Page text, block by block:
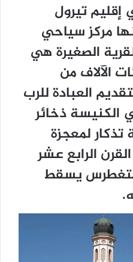
تيرول
مركز سياحي
الصغيرة هي
الآلاف من
العبادة للرب
ذخائر
تذكار لمعجزة
الرابع عشر
يسقط